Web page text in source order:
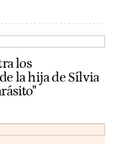
los
la hija de Sílvia